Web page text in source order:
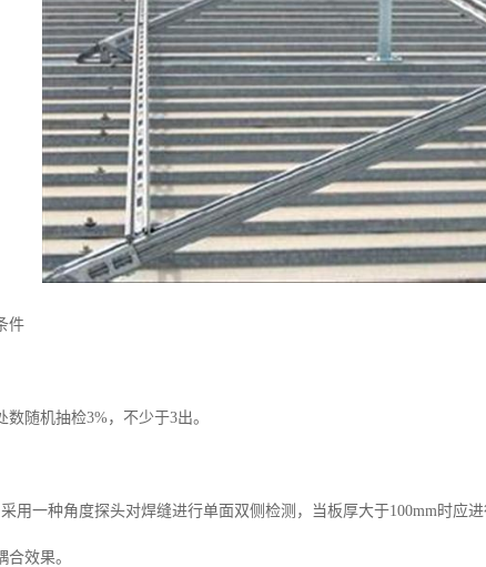
件
随机抽检3%，不少于3出。
采用一种角度探头对焊缝进行单面双侧检测，当板厚大于100mm时应
效果。